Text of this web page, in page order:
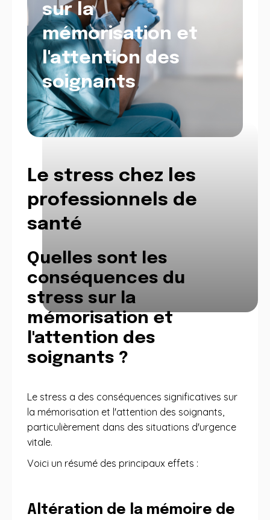
sur la
mémorisation et
l'attention des
soignants
.
Le stress chez les
professionnels de
santé
Quelles sont les
conséquences du
stress sur la
mémorisation et
l'attention des
soignants ?
Le stress a des conséquences significatives sur
la mémorisation et l'attention des soignants,
particulièrement dans des situations d'urgence
vitale.
Voici un résumé des principaux effets :
Altération de la mémoire de